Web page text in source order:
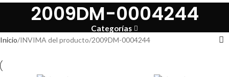
2009DM-0004244
Categorías
Inicio INVIMA del producto 2009DM-0004244